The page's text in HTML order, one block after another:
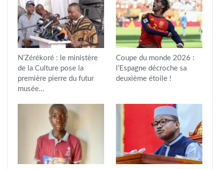
N’Zérékoré : le ministère
de la Culture pose la
première pierre du futur
musée…
Coupe du monde 2026 :
l’Espagne décroche sa
deuxième étoile !